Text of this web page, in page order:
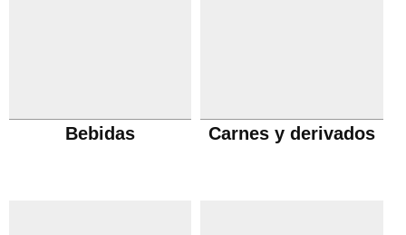
Bebidas Carnes y derivados